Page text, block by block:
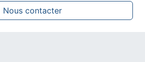
Nous contacter